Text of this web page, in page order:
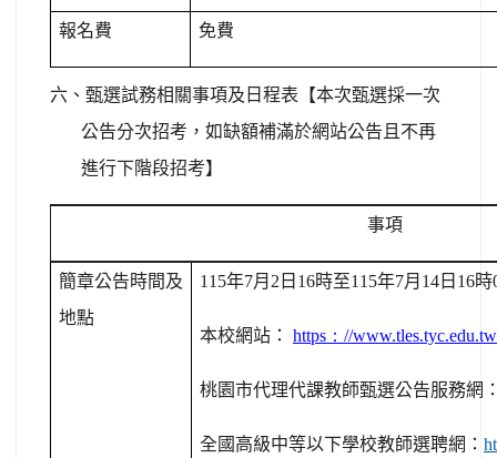
報名費 免費
六、甄選試務相關事項及日程表 【本次甄選採一次
公告分次招考，如缺額補滿於網站公告且不再
進行下階段招考】
事項
簡章公告時間及
地點
115年7月 2 日 16時至115年7月 14 日 16時
本校網站： https ： //www.tles.tyc.edu.tw
桃園市代理代課教師甄選公告服務網
全國高級中等以下學校教師選聘網：